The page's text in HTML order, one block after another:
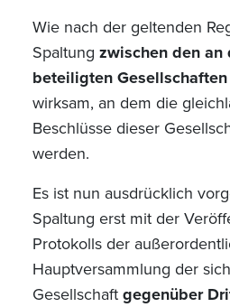
Wie nach der geltenden
Spaltung zwischen den an
beteiligten Gesellschaften
wirksam, an dem die
Beschlüsse dieser
werden.
Es ist nun ausdrücklich
Spaltung erst mit der
Protokolls der
Hauptversammlung der
Gesellschaftgegenüber